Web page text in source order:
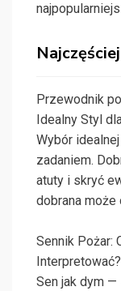
Przewodnik
Idealny Styl
Wybór
zadaniem.
atuty i skryć
dobrana
Sennik Pożar:
Interpretować?
Sen jak dym